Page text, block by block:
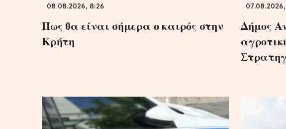
08.08.2026, 8:26
Πως θα είναι σήμερα ο καιρός στην
Κρήτη
07.08.2026,
Δήμος